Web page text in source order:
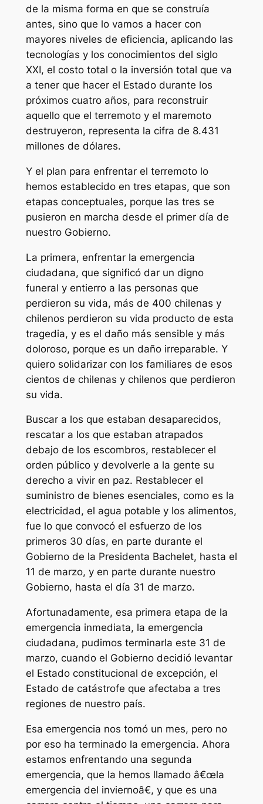
de la misma forma en que se construía
antes, sino que lo vamos a hacer con
mayores niveles de eficiencia, aplicando las
tecnologías y los conocimientos del siglo
XXI, el costo total o la inversión total que va
a tener que hacer el Estado durante los
próximos cuatro años, para reconstruir
aquello que el terremoto y el maremoto
destruyeron, representa la cifra de 8.431
millones de dólares.
Y el plan para enfrentar el terremoto lo
hemos establecido en tres etapas, que son
etapas conceptuales, porque las tres se
pusieron en marcha desde el primer día de
nuestro Gobierno.
La primera, enfrentar la emergencia
ciudadana, que significó dar un digno
funeral y entierro a las personas que
perdieron su vida, más de 400 chilenas y
chilenos perdieron su vida producto de esta
tragedia, y es el daño más sensible y más
doloroso, porque es un daño irreparable. Y
quiero solidarizar con los familiares de esos
cientos de chilenas y chilenos que perdieron
su vida.
Buscar a los que estaban desaparecidos,
rescatar a los que estaban atrapados
debajo de los escombros, restablecer el
orden público y devolverle a la gente su
derecho a vivir en paz. Restablecer el
suministro de bienes esenciales, como es la
electricidad, el agua potable y los alimentos,
fue lo que convocó el esfuerzo de los
primeros 30 días, en parte durante el
Gobierno de la Presidenta Bachelet, hasta el
11 de marzo, y en parte durante nuestro
Gobierno, hasta el día 31 de marzo.
Afortunadamente, esa primera etapa de la
emergencia inmediata, la emergencia
ciudadana, pudimos terminarla este 31 de
marzo, cuando el Gobierno decidió levantar
el Estado constitucional de excepción, el
Estado de catástrofe que afectaba a tres
regiones de nuestro país.
Esa emergencia nos tomó un mes, pero no
por eso ha terminado la emergencia. Ahora
estamos enfrentando una segunda
emergencia, que la hemos llamado â€œla
emergencia del inviernoâ€, y que es una